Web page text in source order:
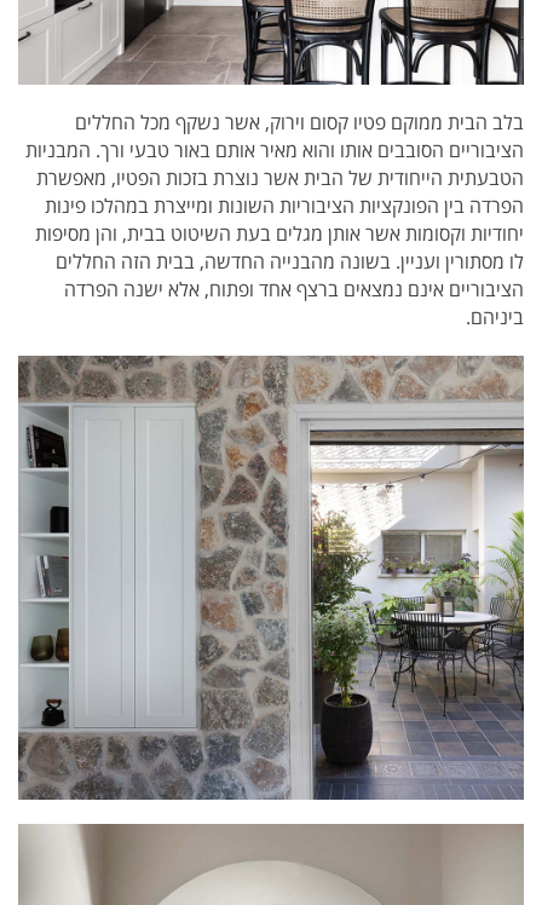
בלב הבית ממוקם פטיו קסום וירוק, אשר נשקף מכל החללים
הציבוריים הסובבים אותו והוא מאיר אותם באור טבעי ורך. המבניות
הטבעתית הייחודית של הבית אשר נוצרת בזכות הפטיו, מאפשרת
הפרדה בין הפונקציות הציבוריות השונות ומייצרת במהלכו פינות
יחודיות וקסומות אשר אותן מגלים בעת השיטוט בבית, והן מסיפות
לו מסתורין ועניין. בשונה מהבנייה החדשה, בבית הזה החללים
הציבוריים אינם נמצאים ברצף אחד ופתוח, אלא ישנה הפרדה
ביניהם.